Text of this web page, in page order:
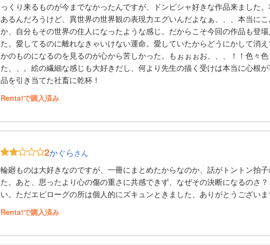
っくり来るものが今までなかったんですが、ドンピシャ好きな作品来ました
あるんだろうけど、異世界の世界観の表現力エグいんだよなぁ、、、本当に
か、自分もその世界の住人になったような感じ。だからこそ今回の作品も登
た。愛してるのに離れなきゃいけない運命。愛していたからどうにかして消
かのものになるのを見るのが心から苦しかった。もぉぉぉお、、、！！色々
た、、。絵の繊細な感じも大好きだし、何より先生の描く受けは本当に心根
品を引き当てた社畜に乾杯！
Renta!で購入済み
2かぐらさん
輪廻ものは大好きなのですが、一冊にまとめたからなのか、話がトントン拍
た。あと、思ったより心の傷の重さに共感できず、なぜその決断になるのさ
い。ただエピローグの所は個人的にズキュンときました、ありがとうござい
Renta!で購入済み